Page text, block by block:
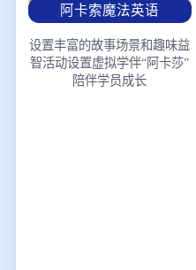
阿卡索魔法英语
设置丰富的故事场景和趣味益
智活动设置虚拟学伴“阿卡莎”
陪伴学员成长